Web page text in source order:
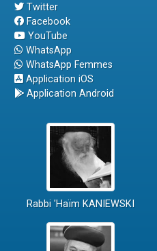
Twitter
Facebook
YouTube
WhatsApp
WhatsApp Femmes
Application iOS
Application Android
Rabbi 'Haïm KANIEWSKI